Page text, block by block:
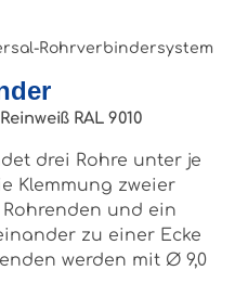
Rohrverbindersystem
Reinweiß RAL 9010
drei Rohre unter je
Klemmung zweier
und ein
zu einer Ecke
werden mit Ø 9,0